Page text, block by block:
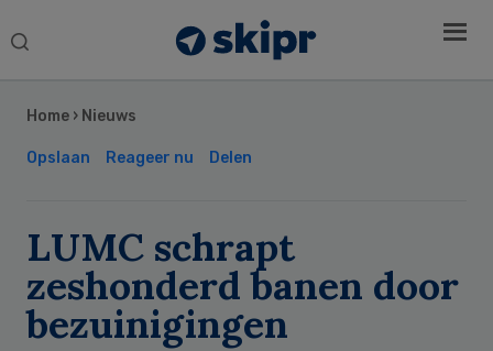
Search
Home › Nieuws
Opslaan Reageer nu Delen
LUMC schrapt
zeshonderd banen door
bezuinigingen
Sidebar